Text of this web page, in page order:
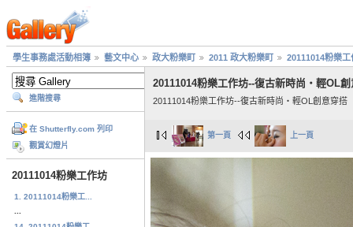
學生事務處活動相簿 藝文中心 政大粉樂町 2011 政大粉樂町 20111014粉樂工
進階搜尋
在 Shutterfly.com 列印
觀賞幻燈片
20111014粉樂工作坊
1. 20111014粉樂工...
20111014粉樂工作坊--復古新時尚‧輕OL創
20111014粉樂工作坊--復古新時尚‧輕OL創意穿搭
第一頁 上一頁